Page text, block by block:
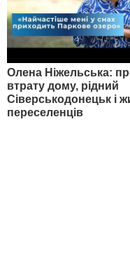
Олена Ніжельська:
втрату дому, рідний
Сіверськодонецьк і
переселенців